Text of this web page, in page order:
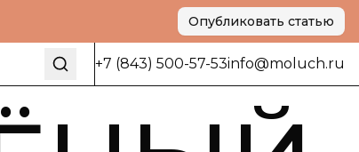
Опубликовать статью
+7 (843) 500-57-53info@moluch.ru